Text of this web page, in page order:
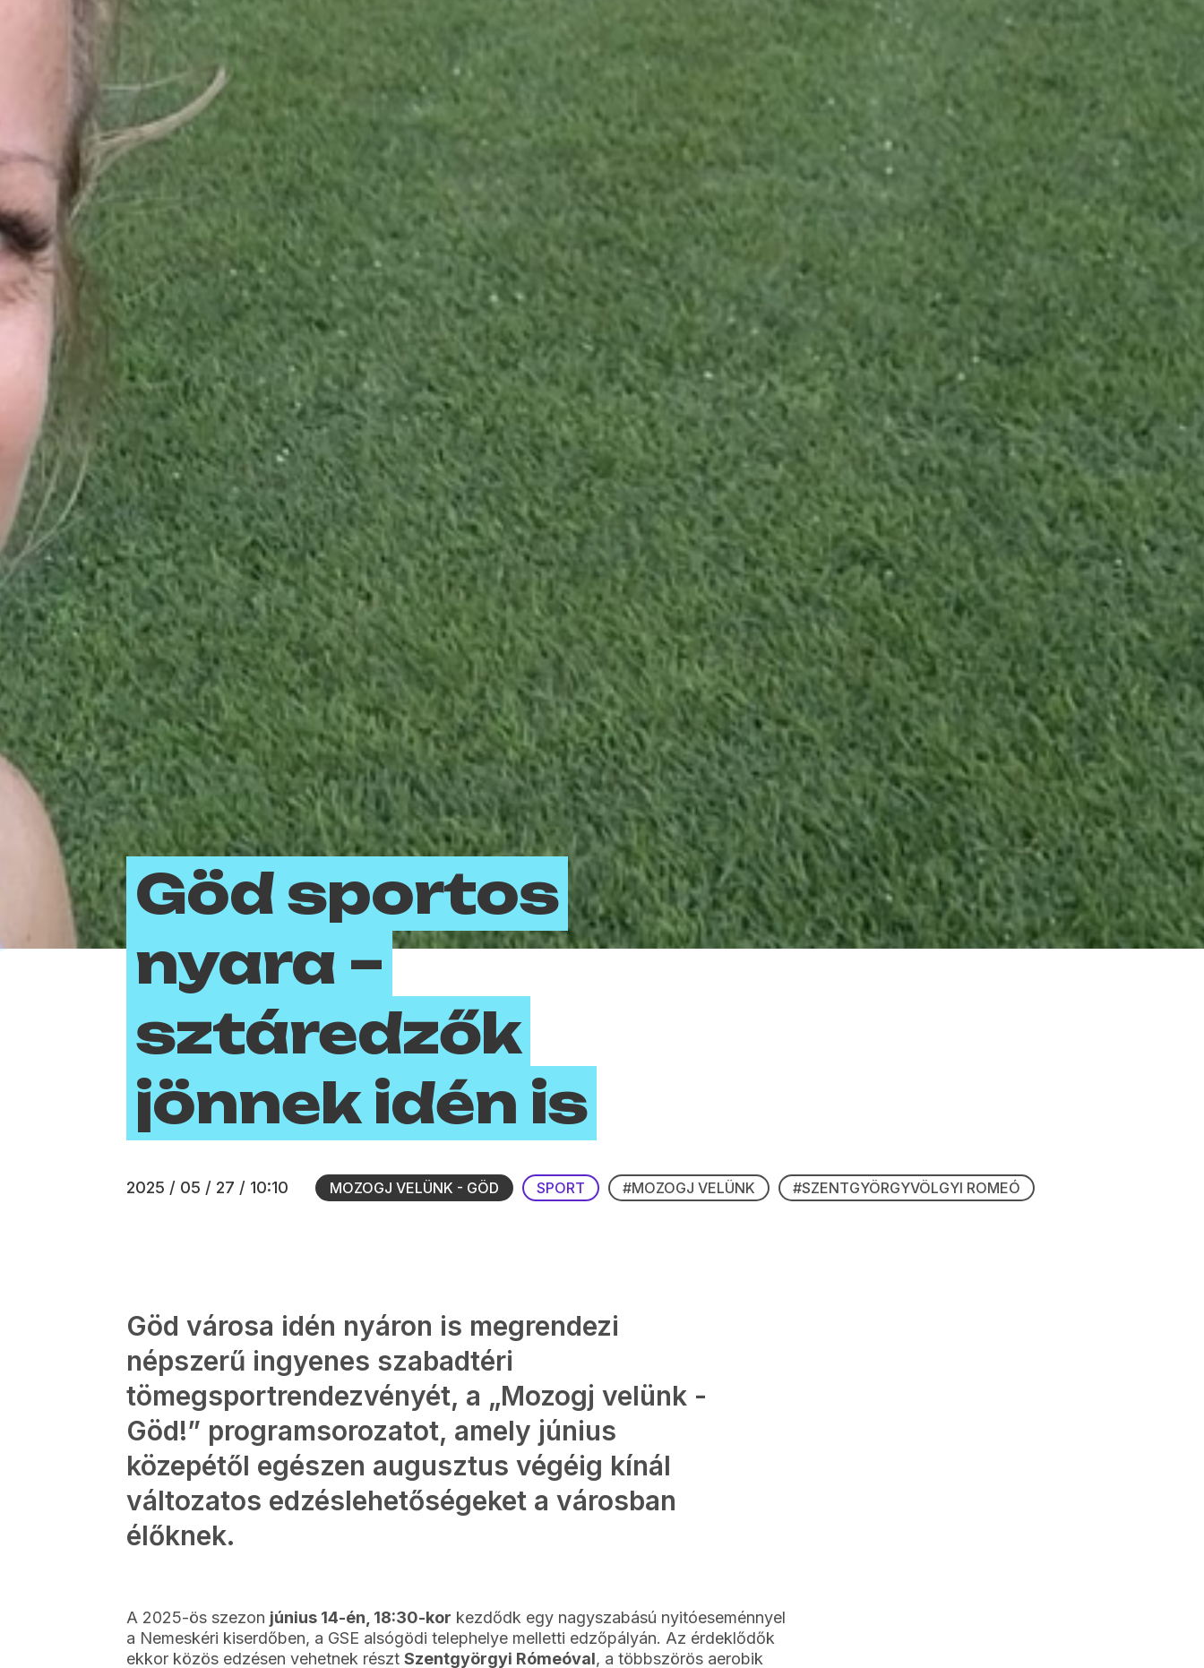
Göd sportos
nyara –
sztáredzők
jönnek idén is
2025 / 05 / 27 / 10:10 MOZOGJ VELÜNK - GÖD SPORT #MOZOGJ VELÜNK #SZENTGYÖRGYVÖLGYI ROMEÓ
Göd városa idén nyáron is megrendezi
népszerű ingyenes szabadtéri
tömegsportrendezvényét, a „Mozogj velünk -
Göd!” programsorozatot, amely június
közepétől egészen augusztus végéig kínál
változatos edzéslehetőségeket a városban
élőknek.
A 2025-ös szezon június 14-én, 18:30-kor kezdődk egy nagyszabású nyitóeseménnyel
a Nemeskéri kiserdőben, a GSE alsógödi telephelye melletti edzőpályán. Az érdeklődők
ekkor közös edzésen vehetnek résztSzentgyörgyi Rómeóval, a többszörös aerobik